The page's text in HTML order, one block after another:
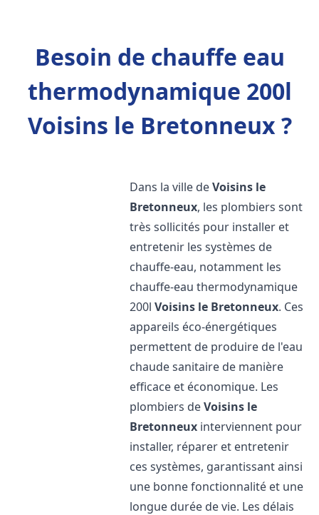
Besoin de chauffe eau
thermodynamique 200l
Voisins le Bretonneux ?
Dans la ville deVoisins le
Bretonneux, les plombiers sont
très sollicités pour installer et
entretenir les systèmes de
chauffe-eau, notamment les
chauffe-eau thermodynamique
200lVoisins le Bretonneux. Ces
appareils éco-énergétiques
permettent de produire de l'eau
chaude sanitaire de manière
efficace et économique. Les
plombiers deVoisins le
Bretonneux interviennent pour
installer, réparer et entretenir
ces systèmes, garantissant ainsi
une bonne fonctionnalité et une
longue durée de vie. Les délais